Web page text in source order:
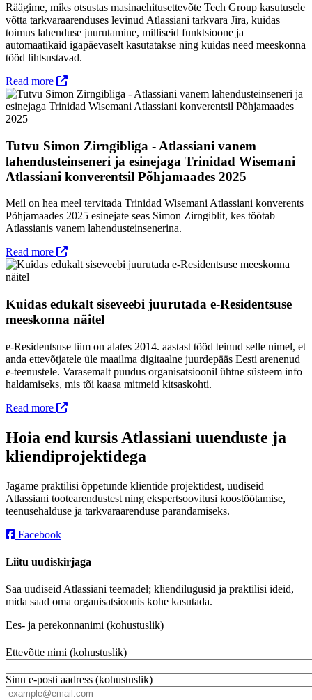
Räägime, miks otsustas masinaehitusettevõte Tech Group kasutusele
võtta tarkvaraarenduses levinud Atlassiani tarkvara Jira, kuidas
toimus lahenduse juurutamine, milliseid funktsioone ja
automaatikaid igapäevaselt kasutatakse ning kuidas need meeskonna
tööd lihtsustavad.
Read more
Tutvu Simon Zirngibliga - Atlassiani vanem
lahendusteinseneri ja esinejaga Trinidad Wisemani
Atlassiani konverentsil Põhjamaades 2025
Meil on hea meel tervitada Trinidad Wisemani Atlassiani konverents
Põhjamaades 2025 esinejate seas Simon Zirngiblit, kes töötab
Atlassianis vanem lahendusteinsenerina.
Read more
Kuidas edukalt siseveebi juurutada e-Residentsuse
meeskonna näitel
e-Residentsuse tiim on alates 2014. aastast tööd teinud selle nimel, et
anda ettevõtjatele üle maailma digitaalne juurdepääs Eesti arenenud
e-teenustele. Varasemalt puudus organisatsioonil ühtne süsteem info
haldamiseks, mis tõi kaasa mitmeid kitsaskohti.
Read more
Hoia end kursis Atlassiani uuenduste ja
kliendiprojektidega
Jagame praktilisi õppetunde klientide projektidest, uudiseid
Atlassiani tootearendustest ning ekspertsoovitusi koostöötamise,
teenusehalduse ja tarkvaraarenduse parandamiseks.
Facebook
Liitu uudiskirjaga
Saa uudiseid Atlassiani teemadel; kliendilugusid ja praktilisi ideid,
mida saad oma organisatsioonis kohe kasutada.
Ees- ja perekonnanimi (kohustuslik)
Ettevõtte nimi (kohustuslik)
Sinu e-posti aadress (kohustuslik)